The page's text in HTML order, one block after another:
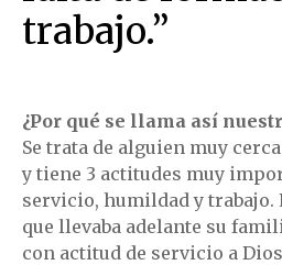
trabajo.”
¿Por qué se llama así
Se trata de alguien muy
y tiene 3 actitudes muy
servicio, humildad y trabajo.
que llevaba adelante su
con actitud de servicio a